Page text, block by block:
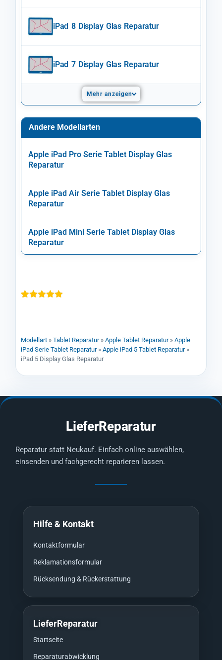
iPad 8 Display Glas Reparatur
iPad 7 Display Glas Reparatur
Mehr anzeigen
Andere Modellarten
Apple iPad Pro Serie Tablet Display Glas
Reparatur
Apple iPad Air Serie Tablet Display Glas
Reparatur
Apple iPad Mini Serie Tablet Display Glas
Reparatur
Kundenbewertung
Modellart » Tablet Reparatur» Apple Tablet Reparatur» Apple
iPad Serie Tablet Reparatur» Apple iPad 5 Tablet Reparatur»
iPad 5 Display Glas Reparatur
LieferReparatur
Reparatur statt Neukauf. Einfach online auswählen,
einsenden und fachgerecht reparieren lassen.
Hilfe & Kontakt
Kontaktformular
Reklamationsformular
Rücksendung & Rückerstattung
LieferReparatur
Startseite
Reparaturabwicklung